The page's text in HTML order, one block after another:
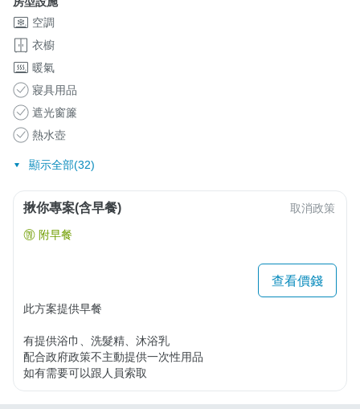
空調
衣櫥
暖氣
寢具用品
遮光窗簾
熱水壺
顯示全部(32)
揪你專案(含早餐) 取消政策
附早餐
查看價錢
此方案提供早餐
有提供浴巾、洗髮精、沐浴乳
配合政府政策不主動提供一次性用品
如有需要可以跟人員索取